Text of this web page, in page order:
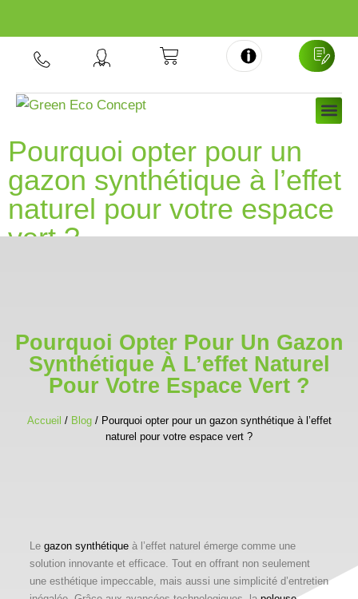
Pourquoi opter pour un
gazon synthétique à l’effet
naturel pour votre espace
vert ?
Pourquoi Opter Pour Un Gazon
Synthétique À L’effet Naturel
Pour Votre Espace Vert ?
Accueil / Blog/ Pourquoi opter pour un gazon synthétique à l’effet
naturel pour votre espace vert ?
Le gazon synthétiqueà l’effet naturel émerge comme une
solution innovante et efficace. Tout en offrant non seulement
une esthétique impeccable, mais aussi une simplicité d’entretien